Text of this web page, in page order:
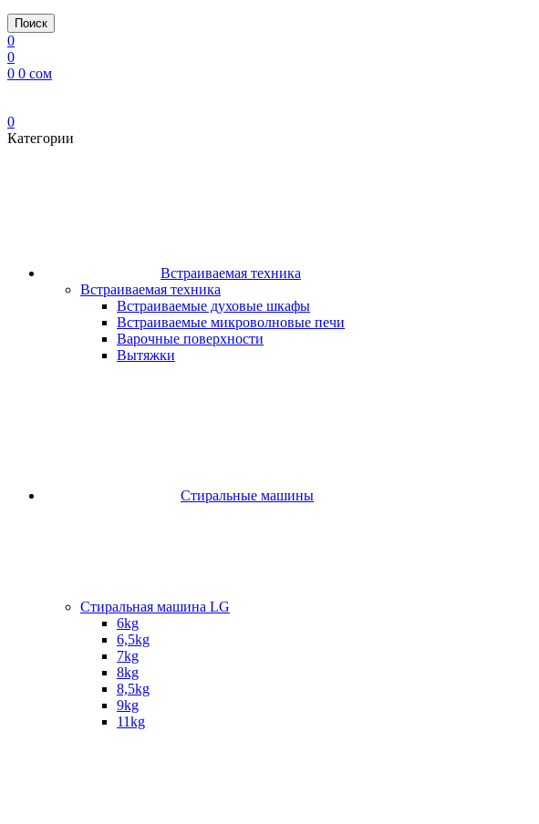
Поиск
0
0
0 0 сом
0
Категории
Встраиваемая техника
Встраиваемая техника
Встраиваемые духовые шкафы​
Встраиваемые микроволновые печи​
Варочные поверхности​
Вытяжки
Стиральные машины
Стиральная машина LG
6kg
6,5kg
7kg
8kg
8,5kg
9kg
11kg